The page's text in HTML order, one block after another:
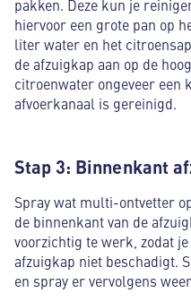
pakken. Deze kun je
hiervoor een grote pan op
liter water en het
de afzuigkap aan op de
citroenwater ongeveer een
afvoerkanaal is gereinigd.
Stap 3: Binnenkant
Spray wat multi-ontvetter
de binnenkant van de
voorzichtig te werk, zodat
afzuigkap niet beschadigt.
en spray er vervolgens